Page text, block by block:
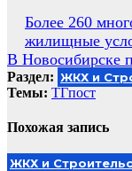
Навигация
по
записям
Более 260
жилищные
В Новосибирске
Раздел: ЖКХ и
Темы: ТГпост
Похожая запись
ЖКХ и